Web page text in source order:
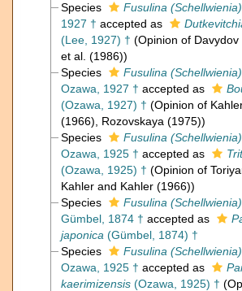
Species
Fusulina
1927 † accepted as
(Lee, 1927) † (Opinion of
et al. (1986))
Species
Fusulina
Ozawa, 1927 † accepted as
(Ozawa, 1927) † (Opinion of
(1966), Rozovskaya (1975))
Species
Fusulina
Ozawa, 1925 † accepted as
(Ozawa, 1925) † (Opinion of
Kahler and Kahler (1966))
Species
Fusulina
Gümbel, 1874 † accepted as
japonica (Gümbel, 1874) †
Species
Fusulina
Ozawa, 1925 † accepted as
kaerimizensis(Ozawa, 1925) †